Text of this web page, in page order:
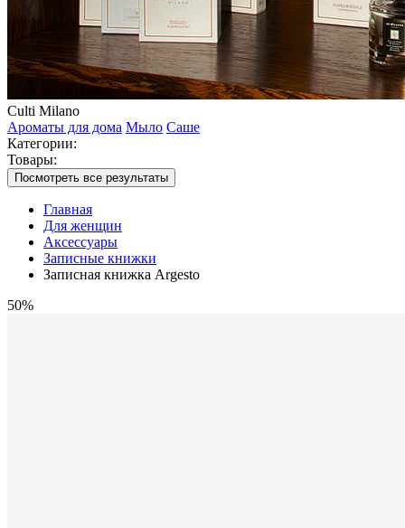
Culti Milano
Ароматы для дома Мыло Саше
Категории:
Товары:
Посмотреть все результаты
Главная
Для женщин
Аксессуары
Записные книжки
Записная книжка Argesto
50%